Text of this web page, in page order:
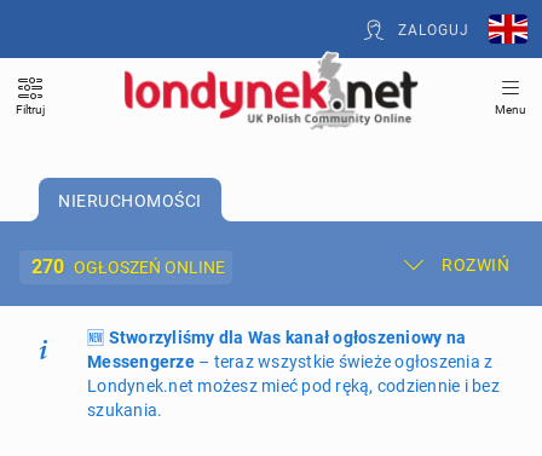
ZALOGUJ
Filtruj Menu
NIERUCHOMOŚCI
270 OGŁOSZEŃ ONLINE ROZWIŃ
Dodaj ogłoszenie Moje ogłoszenia
Oferta i cennik ogłoszeń
🆕 Stworzyliśmy dla Was kanał ogłoszeniowy na
Messengerze– teraz wszystkie świeże ogłoszenia z
Londynek.net możesz mieć pod ręką, codziennie i bez
szukania.